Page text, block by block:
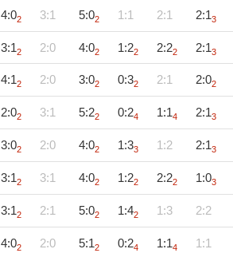
4:02 3:1 5:02 1:1 2:1 2:13
3:12 2:0 4:02 1:22 2:22 2:13
4:12 2:0 3:02 0:32 2:1 2:02
2:02 3:1 5:22 0:24 1:14 2:13
3:02 2:0 4:02 1:33 1:2 2:13
3:12 3:1 4:02 1:22 2:22 1:03
3:12 2:1 5:02 1:42 1:3 2:2
4:02 2:0 5:12 0:24 1:14 1:1